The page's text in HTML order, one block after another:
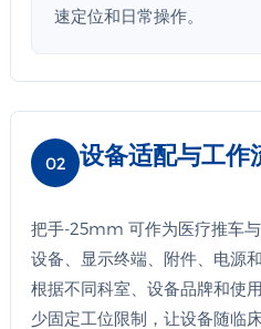
速定位和日常操作。
02 设备适配与工作
把手-25mm 可作为医疗推车
设备、显示终端、附件、电源
根据不同科室、设备品牌和使
少固定工位限制，让设备随临